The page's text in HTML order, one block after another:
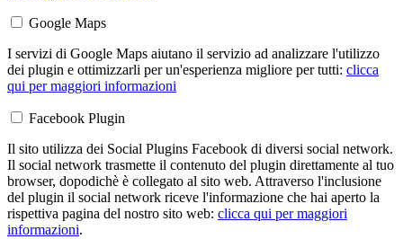
Google Maps
I servizi di Google Maps aiutano il servizio ad analizzare l'utilizzo
dei plugin e ottimizzarli per un'esperienza migliore per tutti: clicca
qui per maggiori informazioni
Facebook Plugin
Il sito utilizza dei Social Plugins Facebook di diversi social network.
Il social network trasmette il contenuto del plugin direttamente al tuo
browser, dopodichè è collegato al sito web. Attraverso l'inclusione
del plugin il social network riceve l'informazione che hai aperto la
rispettiva pagina del nostro sito web: clicca qui per maggiori
informazioni.